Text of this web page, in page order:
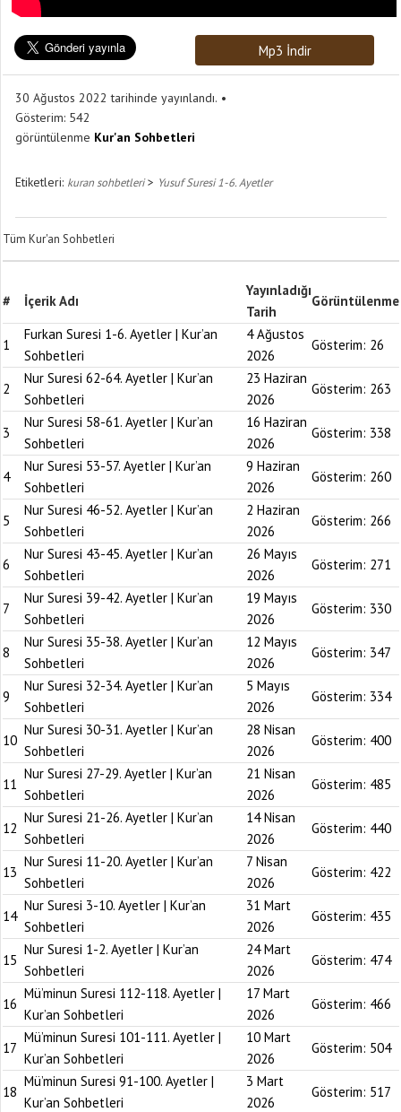
Mp3 İndir
30 Ağustos 2022 tarihinde yayınlandı.
Gösterim: 542
görüntülenme Kur'an Sohbetleri
Etiketleri: kuran sohbetleri> Yusuf Suresi 1-6. Ayetler
Tüm Kur'an Sohbetleri
# İçerik Adı
Yayınladığı
Tarih
Görüntülenme
1
Furkan Suresi 1-6. Ayetler | Kur’an
Sohbetleri
4 Ağustos
2026
Gösterim: 26
2
Nur Suresi 62-64. Ayetler | Kur’an
Sohbetleri
23 Haziran
2026
Gösterim: 263
3
Nur Suresi 58-61. Ayetler | Kur’an
Sohbetleri
16 Haziran
2026
Gösterim: 338
4
Nur Suresi 53-57. Ayetler | Kur’an
Sohbetleri
9 Haziran
2026
Gösterim: 260
5
Nur Suresi 46-52. Ayetler | Kur’an
Sohbetleri
2 Haziran
2026
Gösterim: 266
6
Nur Suresi 43-45. Ayetler | Kur’an
Sohbetleri
26 Mayıs
2026
Gösterim: 271
7
Nur Suresi 39-42. Ayetler | Kur’an
Sohbetleri
19 Mayıs
2026
Gösterim: 330
8
Nur Suresi 35-38. Ayetler | Kur’an
Sohbetleri
12 Mayıs
2026
Gösterim: 347
9
Nur Suresi 32-34. Ayetler | Kur’an
Sohbetleri
5 Mayıs
2026
Gösterim: 334
10
Nur Suresi 30-31. Ayetler | Kur’an
Sohbetleri
28 Nisan
2026
Gösterim: 400
11
Nur Suresi 27-29. Ayetler | Kur’an
Sohbetleri
21 Nisan
2026
Gösterim: 485
12
Nur Suresi 21-26. Ayetler | Kur’an
Sohbetleri
14 Nisan
2026
Gösterim: 440
13
Nur Suresi 11-20. Ayetler | Kur’an
Sohbetleri
7 Nisan
2026
Gösterim: 422
14
Nur Suresi 3-10. Ayetler | Kur’an
Sohbetleri
31 Mart
2026
Gösterim: 435
15
Nur Suresi 1-2. Ayetler | Kur’an
Sohbetleri
24 Mart
2026
Gösterim: 474
16
Mü’minun Suresi 112-118. Ayetler |
Kur’an Sohbetleri
17 Mart
2026
Gösterim: 466
17
Mü’minun Suresi 101-111. Ayetler |
Kur’an Sohbetleri
10 Mart
2026
Gösterim: 504
18
Mü’minun Suresi 91-100. Ayetler |
Kur’an Sohbetleri
3 Mart
2026
Gösterim: 517